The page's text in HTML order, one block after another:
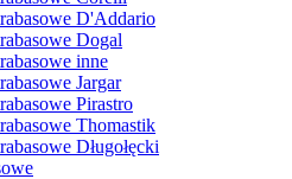
D'Addario
Dogal
inne
Jargar
Pirastro
Thomastik
Długołęcki